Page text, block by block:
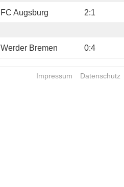
FC Augsburg 2:1
Werder Bremen 0:4
Impressum Datenschutz